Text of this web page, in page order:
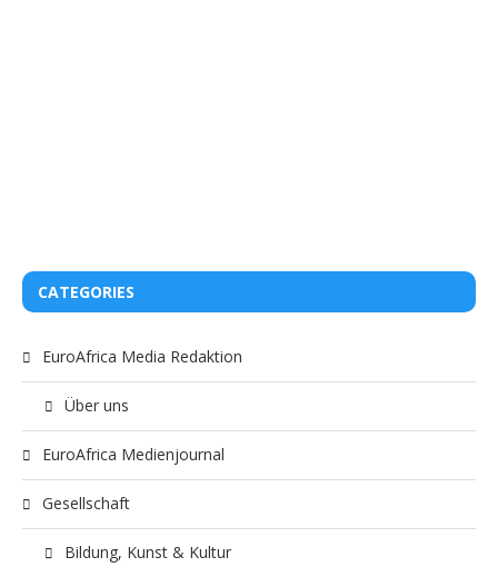
CATEGORIES
EuroAfrica Media Redaktion
Über uns
EuroAfrica Medienjournal
Gesellschaft
Bildung, Kunst & Kultur